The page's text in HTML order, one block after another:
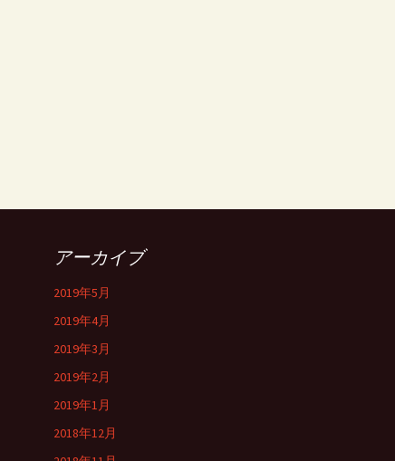
アーカイブ
2019年5月
2019年4月
2019年3月
2019年2月
2019年1月
2018年12月